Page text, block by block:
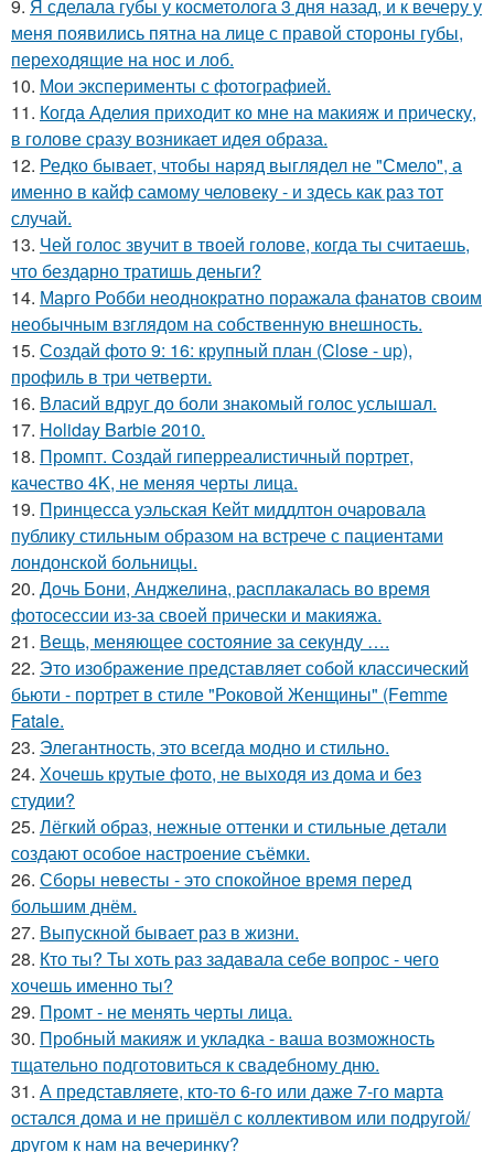
9. Я сделала губы у косметолога 3 дня назад, и к вечеру у
меня появились пятна на лице с правой стороны губы,
переходящие на нос и лоб.
10. Мои эксперименты с фотографией.
11. Когда Аделия приходит ко мне на макияж и прическу,
в голове сразу возникает идея образа.
12. Редко бывает, чтобы наряд выглядел не "Смело", а
именно в кайф самому человеку - и здесь как раз тот
случай.
13. Чей голос звучит в твоей голове, когда ты считаешь,
что бездарно тратишь деньги?
14. Марго Робби неоднократно поражала фанатов своим
необычным взглядом на собственную внешность.
15. Создай фото 9: 16: крупный план (Close - up),
профиль в три четверти.
16. Власий вдруг до боли знакомый голос услышал.
17. Holiday Barbie 2010.
18. Промпт. Создай гиперреалистичный портрет,
качество 4K, не меняя черты лица.
19. Принцесса уэльская Кейт миддлтон очаровала
публику стильным образом на встрече с пациентами
лондонской больницы.
20. Дочь Бони, Анджелина, расплакалась во время
фотосессии из-за своей прически и макияжа.
21. Вещь, меняющее состояние за секунду ….
22. Это изображение представляет собой классический
бьюти - портрет в стиле "Роковой Женщины" (Femme
Fatale.
23. Элегантность, это всегда модно и стильно.
24. Хочешь крутые фото, не выходя из дома и без
студии?
25. Лёгкий образ, нежные оттенки и стильные детали
создают особое настроение съёмки.
26. Сборы невесты - это спокойное время перед
большим днём.
27. Выпускной бывает раз в жизни.
28. Кто ты? Ты хоть раз задавала себе вопрос - чего
хочешь именно ты?
29. Промт - не менять черты лица.
30. Пробный макияж и укладка - ваша возможность
тщательно подготовиться к свадебному дню.
31. А представляете, кто-то 6-го или даже 7-го марта
остался дома и не пришёл с коллективом или подругой/
другом к нам на вечеринку?